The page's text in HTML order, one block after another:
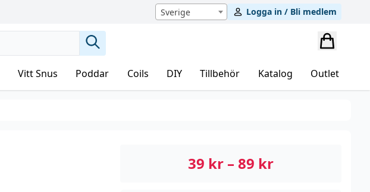
Sverige Logga in / Bli medlem
Vitt Snus Poddar Coils DIY Tillbehör Katalog Outlet
39 kr– 89 kr